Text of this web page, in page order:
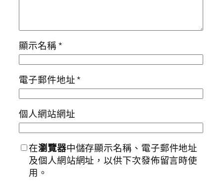
顯示名稱*
電子郵件地址*
個人網站網址
在瀏覽器中儲存顯示名稱、電子郵件地址
及個人網站網址，以供下次發佈留言時使
用。